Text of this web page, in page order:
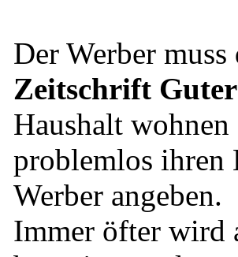
Der Werber
Zeitschrift
Haushalt
problemlos ihren
Werber angeben.
Immer öfter wird